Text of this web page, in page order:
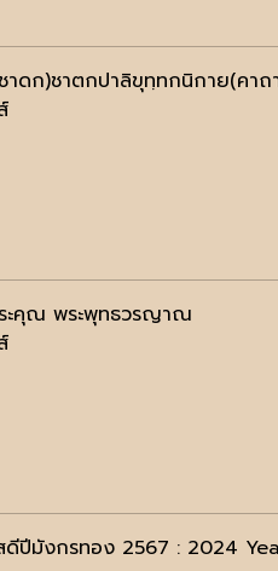
าดก)ชาตกปาลิขุทฺทกนิกาย(คา
ะคุณ พระพุทธวรญาณ
ดีปีมังกรทอง 2567 : 2024